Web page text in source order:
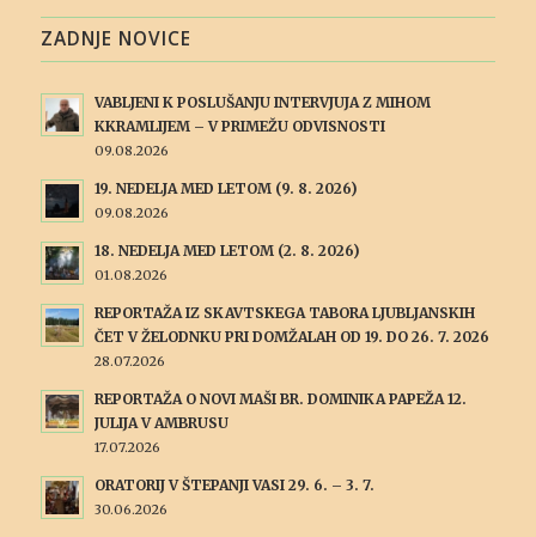
ZADNJE NOVICE
VABLJENI K POSLUŠANJU INTERVJUJA Z MIHOM
KKRAMLIJEM – V PRIMEŽU ODVISNOSTI
09.08.2026
19. NEDELJA MED LETOM (9. 8. 2026)
09.08.2026
18. NEDELJA MED LETOM (2. 8. 2026)
01.08.2026
REPORTAŽA IZ SKAVTSKEGA TABORA LJUBLJANSKIH
ČET V ŽELODNKU PRI DOMŽALAH OD 19. DO 26. 7. 2026
28.07.2026
REPORTAŽA O NOVI MAŠI BR. DOMINIKA PAPEŽA 12.
JULIJA V AMBRUSU
17.07.2026
ORATORIJ V ŠTEPANJI VASI 29. 6. – 3. 7.
30.06.2026